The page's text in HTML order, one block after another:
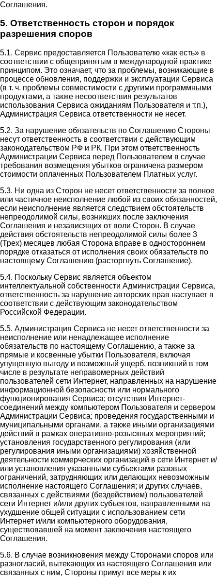
Соглашения.
5. Ответственность сторон и порядок
разрешения споров
5.1. Сервис предоставляется Пользователю «как есть» в
соответствии с общепринятым в международной практике
принципом. Это означает, что за проблемы, возникающие в
процессе обновления, поддержки и эксплуатации Сервиса
(в т. ч. проблемы совместимости с другими программными
продуктами, а также несоответствия результатов
использования Сервиса ожиданиям Пользователя и т.п.),
Администрация Сервиса ответственности не несет.
5.2. За нарушение обязательств по Соглашению Стороны
несут ответственность в соответствии с действующим
законодательством РФ и РК. При этом ответственность
Администрации Сервиса перед Пользователем в случае
требования возмещения убытков ограничена размером
стоимости оплаченных Пользователем Платных услуг.
5.3. Ни одна из Сторон не несет ответственности за полное
или частичное неисполнение любой из своих обязанностей,
если неисполнение является следствием обстоятельств
непреодолимой силы, возникших после заключения
Соглашения и независящих от воли Сторон. В случае
действия обстоятельств непреодолимой силы более 3
(Трех) месяцев любая Сторона вправе в одностороннем
порядке отказаться от исполнения своих обязательств по
настоящему Соглашению (расторгнуть Соглашение).
5.4. Поскольку Сервис является объектом
интеллектуальной собственности Администрации Сервиса,
ответственность за нарушение авторских прав наступает в
соответствии с действующим законодательством
Российской Федерации.
5.5. Администрация Сервиса не несет ответственности за
неисполнение или ненадлежащее исполнение
обязательств по настоящему Соглашению, а также за
прямые и косвенные убытки Пользователя, включая
упущенную выгоду и возможный ущерб, возникший в том
числе в результате неправомерных действий
пользователей сети Интернет, направленных на нарушение
информационной безопасности или нормального
функционирования Сервиса; отсутствия Интернет-
соединений между компьютером Пользователя и сервером
Администрации Сервиса; проведения государственными и
муниципальными органами, а также иными организациями
действий в рамках оперативно-розыскных мероприятий;
установления государственного регулирования (или
регулирования иными организациями) хозяйственной
деятельности коммерческих организаций в сети Интернет и/
или установления указанными субъектами разовых
ограничений, затрудняющих или делающих невозможным
исполнение настоящего Соглашения; и других случаев,
связанных с действиями (бездействием) пользователей
сети Интернет и/или других субъектов, направленными на
ухудшение общей ситуации с использованием сети
Интернет и/или компьютерного оборудования,
существовавшей на момент заключения настоящего
Соглашения.
5.6. В случае возникновения между Сторонами споров или
разногласий, вытекающих из настоящего Соглашения или
связанных с ним, Стороны примут все меры к их